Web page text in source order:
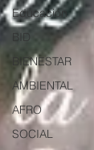
Educación
BID
BIENESTAR
AMBIENTAL
AFRO
SOCIAL